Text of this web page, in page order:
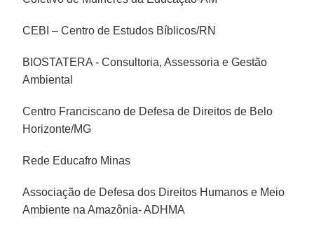
CEBI – Centro de Estudos Bíblicos/RN
BIOSTATERA - Consultoria, Assessoria e Gestão
Ambiental
Centro Franciscano de Defesa de Direitos de Belo
Horizonte/MG
Rede Educafro Minas
Associação de Defesa dos Direitos Humanos e Meio
Ambiente na Amazônia- ADHMA